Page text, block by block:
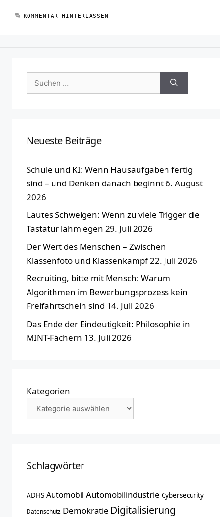
KOMMENTAR HINTERLASSEN
Suchen
nach:
Neueste Beiträge
Schule und KI: Wenn Hausaufgaben fertig
sind – und Denken danach beginnt 6. August
2026
Lautes Schweigen: Wenn zu viele Trigger die
Tastatur lahmlegen 29. Juli 2026
Der Wert des Menschen – Zwischen
Klassenfoto und Klassenkampf22. Juli 2026
Recruiting, bitte mit Mensch: Warum
Algorithmen im Bewerbungsprozess kein
Freifahrtschein sind 14. Juli 2026
Das Ende der Eindeutigkeit: Philosophie in
MINT-Fächern 13. Juli 2026
Kategorien
Schlagwörter
ADHS Automobil Automobilindustrie Cybersecurity
Datenschutz Demokratie Digitalisierung